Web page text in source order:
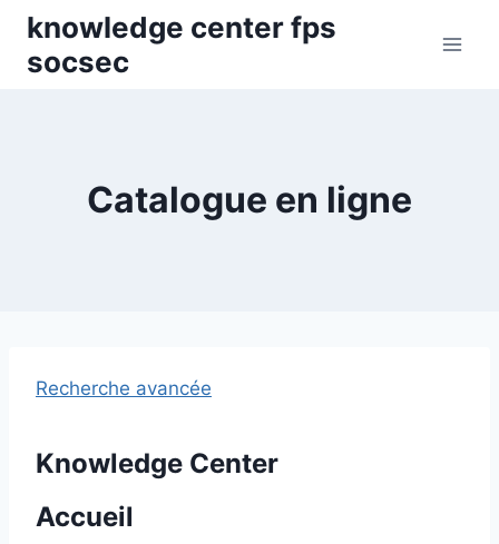
Skip
content
knowledge center fps
socsec
Catalogue en ligne
Recherche avancée
Knowledge Center
Accueil